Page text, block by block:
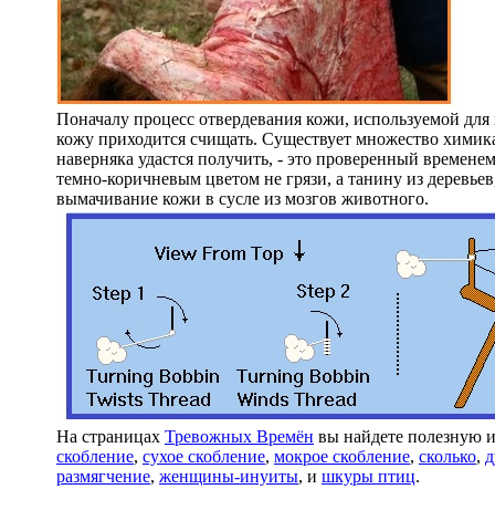
Поначалу процесс отвердевания кожи, используемой
кожу приходится счищать. Существует множество
наверняка удастся получить, - это проверенный
темно-коричневым цветом не грязи, а танину из
вымачивание кожи в сусле из мозгов животного.
На страницах Тревожных Времён вы найдете полезную
скобление, сухое скобление, мокрое скобление, сколько,
размягчение, женщины-инуиты, и шкуры птиц.